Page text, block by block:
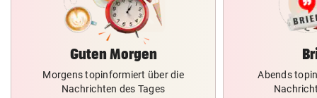
Guten Morgen
Morgens topinformiert über die
Nachrichten des Tages
Abends